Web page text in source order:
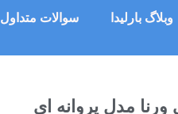
وبلاگ بارلیدا سوالات متداول
مدل پروانه ای